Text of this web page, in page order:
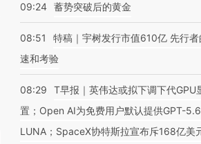
09:24 蓄势突破后的黄金
08:51
特稿｜宇树发行市值610亿 先行者
速和考验
08:29
T早报｜英伟达或拟下调下代GPU
置；Open AI为免费用户默认提供GPT-5.6
LUNA；SpaceX协特斯拉宣布斥168亿美